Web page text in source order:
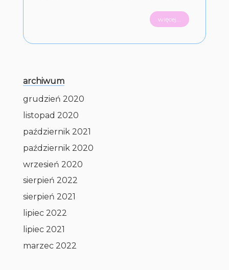
więcej...
archiwum
grudzień 2020
listopad 2020
październik 2021
październik 2020
wrzesień 2020
sierpień 2022
sierpień 2021
lipiec 2022
lipiec 2021
marzec 2022